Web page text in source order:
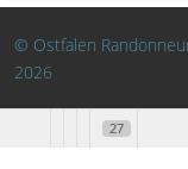
© Ostfalen
2026
27